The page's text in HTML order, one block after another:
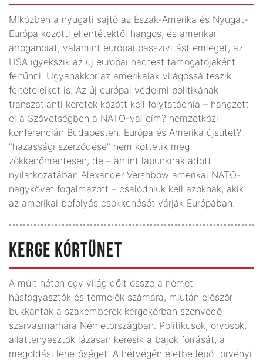
Miközben a nyugati sajtó az Észak-Amerika és Nyugat-
Európa közötti ellentétektől hangos, és amerikai
arroganciát, valamint európai passzivitást emleget, az
USA igyekszik az új európai hadtest támogatójaként
feltűnni. Ugyanakkor az amerikaiak világossá teszik
feltételeiket is. Az új európai védelmi politikának
transzatlanti keretek között kell folytatódnia – hangzott
el a Szövetségben a NATO-val cím? nemzetközi
konferencián Budapesten. Európa és Amerika újsütet?
"házassági szerződése" nem köttetik meg
zökkenőmentesen, de – amint lapunknak adott
nyilatkozatában Alexander Vershbow amerikai NATO-
nagykövet fogalmazott – csalódniuk kell azoknak, akik
az amerikai befolyás csökkenését várják Európában.
KERGE KÓRTÜNET
A múlt héten egy világ dőlt össze a német
húsfogyasztók és termelők számára, miután először
bukkantak a szakemberek kergekórban szenvedő
szarvasmarhára Németországban. Politikusok, orvosok,
állattenyésztők lázasan keresik a bajok forrását, a
megoldási lehetőséget. A hétvégén életbe lépő törvényi